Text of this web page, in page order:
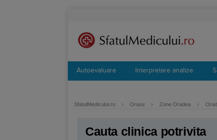
Autoevaluare Interpretare analize
SfatulMedicului.ro › Orase › Zone Oradea ›
Cauta clinica potrivita